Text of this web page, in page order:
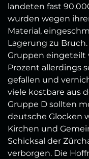
landeten fast
wurden wegen
Material,
Lagerung zu
Gruppen eingeteilt
Prozent allerdings
gefallen und
viele kostbare aus
Gruppe D sollten
deutsche Glocken
Kirchen und
Schicksal der
verborgen. Die